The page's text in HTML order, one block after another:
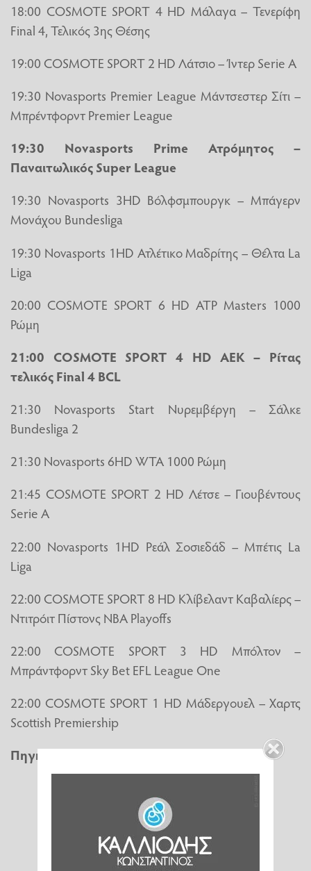
18:00 COSMOTE SPORT 4 HD Μάλαγα – Τενερίφη
Final 4, Τελικός 3ης Θέσης
19:00 COSMOTE SPORT 2 HD Λάτσιο – Ίντερ Serie A
19:30 Novasports Premier League Μάντσεστερ Σίτι –
Μπρέντφορντ Premier League
19:30 Novasports Prime Ατρόμητος –
Παναιτωλικός Super League
19:30 Novasports 3HD Βόλφσμπουργκ – Μπάγερν
Μονάχου Bundesliga
19:30 Novasports 1HD Ατλέτικο Μαδρίτης – Θέλτα La
Liga
20:00 COSMOTE SPORT 6 HD ATP Masters 1000
Ρώμη
21:00 COSMOTE SPORT 4 HD ΑΕΚ – Ρίτας
τελικός Final 4 BCL
21:30 Novasports Start Νυρεμβέργη – Σάλκε
Bundesliga 2
21:30 Novasports 6HD WTA 1000 Ρώμη
21:45 COSMOTE SPORT 2 HD Λέτσε – Γιουβέντους
Serie A
22:00 Novasports 1HD Ρεάλ Σοσιεδάδ – Μπέτις La
Liga
22:00 COSMOTE SPORT 8 HD Κλίβελαντ Καβαλίερς –
Ντιτρόιτ Πίστονς NBA Playoffs
22:00 COSMOTE SPORT 3 HD Μπόλτον –
Μπράντφορντ Sky Bet EFL League One
22:00 COSMOTE SPORT 1 HD Μάδεργουελ – Χαρτς
Scottish Premiership
Πηγή:in.gr